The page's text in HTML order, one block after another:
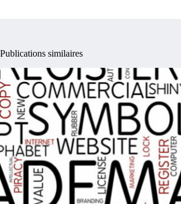
Publications similaires